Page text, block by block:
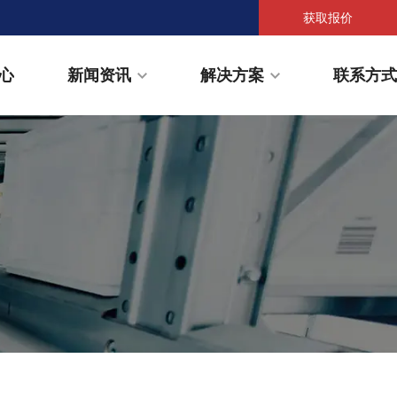
获取报价
新闻资讯 解决方案 联系方式